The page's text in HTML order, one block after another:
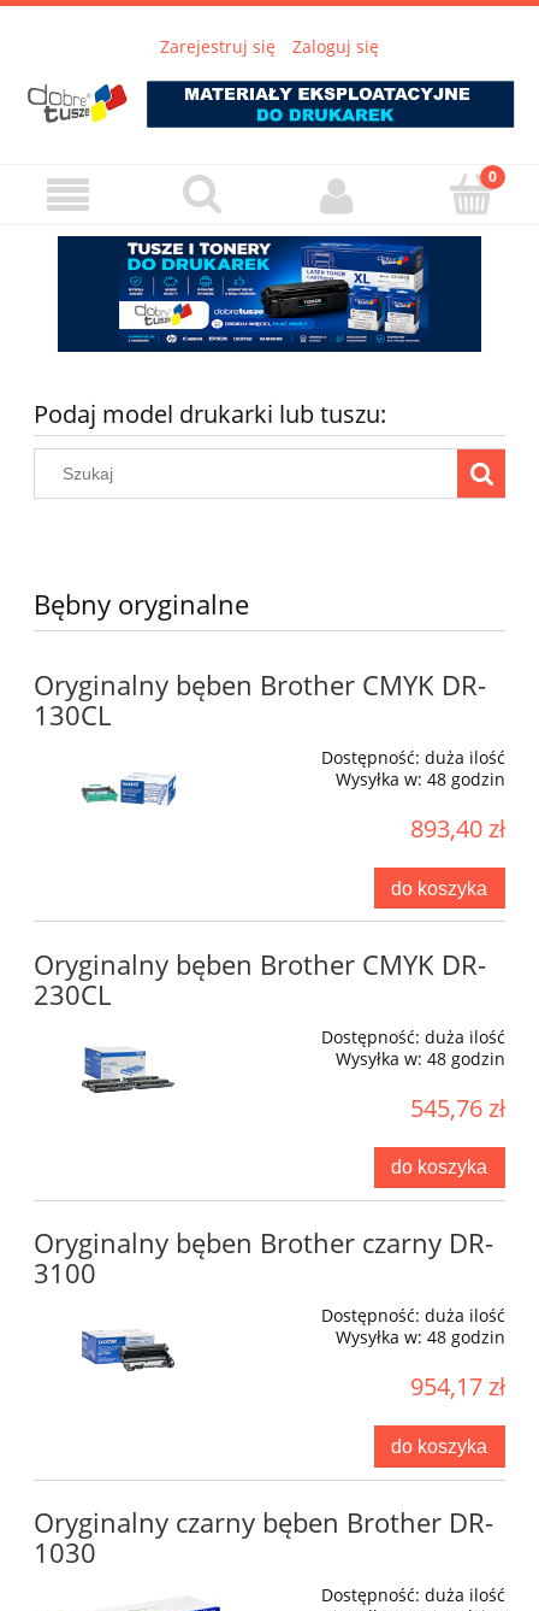
Zarejestruj się Zaloguj się
Podaj model drukarki lub tuszu:
Bębny oryginalne
Oryginalny bęben Brother CMYK DR-
130CL
Dostępność: duża ilość
Wysyłka w: 48 godzin
893,40 zł
do koszyka
Oryginalny bęben Brother CMYK DR-
230CL
Dostępność: duża ilość
Wysyłka w: 48 godzin
545,76 zł
do koszyka
Oryginalny bęben Brother czarny DR-
3100
Dostępność: duża ilość
Wysyłka w: 48 godzin
954,17 zł
do koszyka
Oryginalny czarny bęben Brother DR-
1030
Dostępność: duża ilość